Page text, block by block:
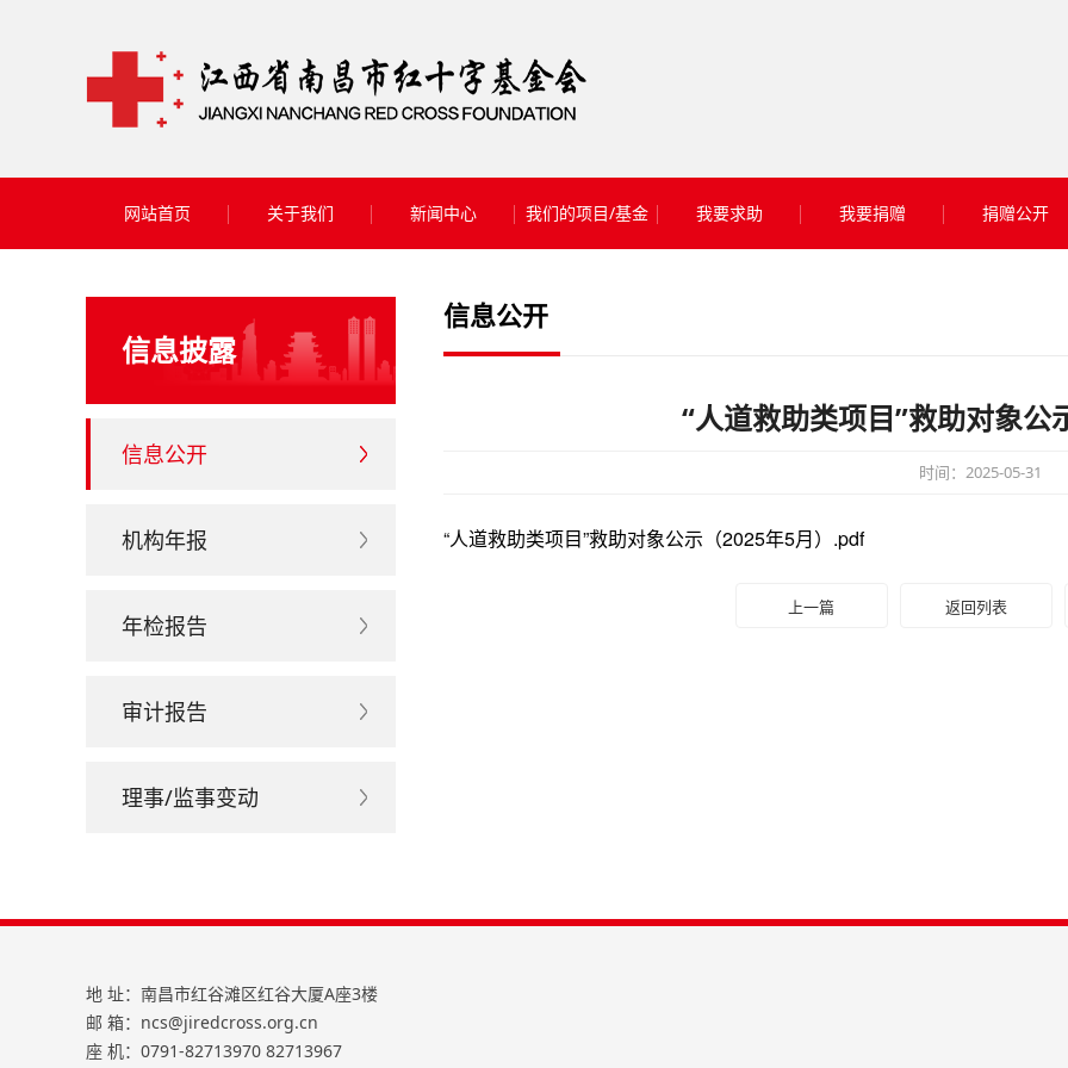
网站首页 关于我们 新闻中心 我们的项目/基金 我要求助 我要捐赠 捐赠公开
信息披露
信息公开
机构年报
年检报告
审计报告
理事/监事变动
信息公开
“人道救助类项目”救助对象
时间：2025-05-31
“人道救助类项目”救助对象公示（2025年5月）.pdf
上一篇 返回列表
地 址：南昌市红谷滩区红谷大厦A座3楼
邮 箱：ncs@jiredcross.org.cn
座 机：0791-82713970 82713967